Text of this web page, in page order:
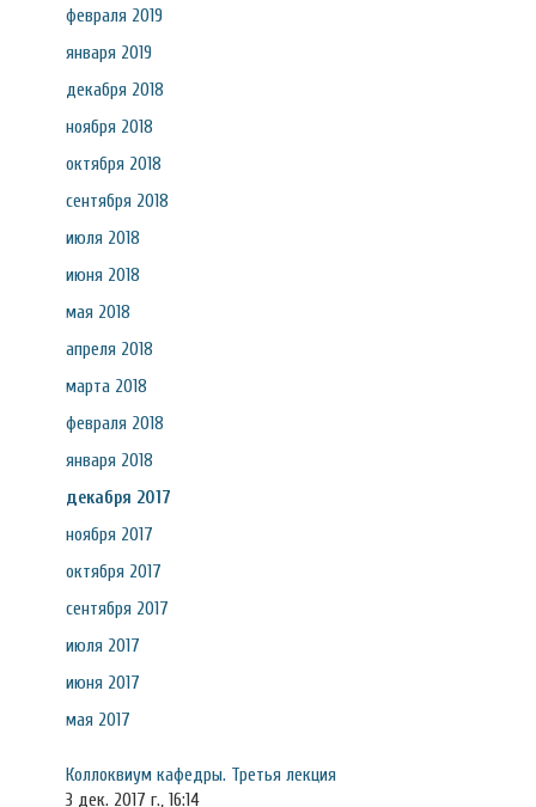
февраля 2019
января 2019
декабря 2018
ноября 2018
октября 2018
сентября 2018
июля 2018
июня 2018
мая 2018
апреля 2018
марта 2018
февраля 2018
января 2018
декабря 2017
ноября 2017
октября 2017
сентября 2017
июля 2017
июня 2017
мая 2017
Коллоквиум кафедры. Третья лекция
3 дек. 2017 г., 16:14